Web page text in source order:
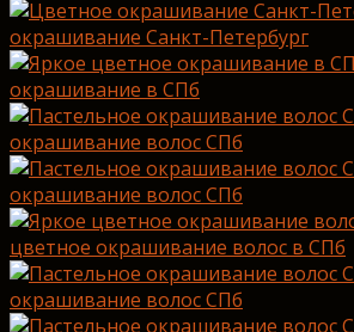
окрашивание Санкт-Петербург
окрашивание в СПб
окрашивание волос СПб
окрашивание волос СПб
цветное окрашивание волос в СПб
окрашивание волос СПб